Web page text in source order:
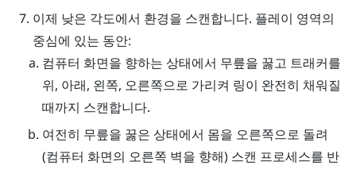
이제 낮은 각도에서 환경을 스캔합니다. 플레이 영역의
중심에 있는 동안:
컴퓨터 화면을 향하는 상태에서 무릎을 꿇고 트래커를
위, 아래, 왼쪽, 오른쪽으로 가리켜 링이 완전히 채워질
때까지 스캔합니다.
여전히 무릎을 꿇은 상태에서 몸을 오른쪽으로 돌려
(컴퓨터 화면의 오른쪽 벽을 향해) 스캔 프로세스를 반